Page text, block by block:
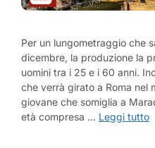
Per un lungometraggio che
dicembre, la produzione la
uomini tra i 25 e i 60 anni.
che verrà girato a Roma nel
giovane che somiglia a
età compresa … Leggi tutto